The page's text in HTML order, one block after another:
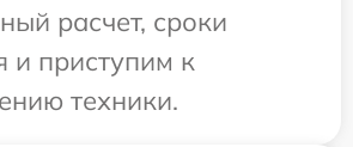
расчет, сроки
и приступим к
техники.